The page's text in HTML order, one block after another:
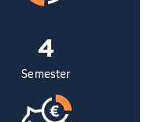
4
Semester